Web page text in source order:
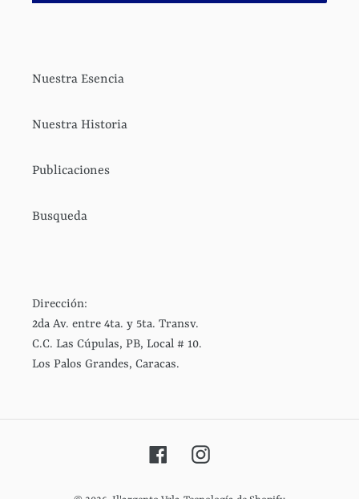
Nuestra Esencia
Nuestra Historia
Publicaciones
Busqueda
Dirección:
2da Av. entre 4ta. y 5ta. Transv.
C.C. Las Cúpulas, PB, Local # 10.
Los Palos Grandes, Caracas.
FacebookInstagram